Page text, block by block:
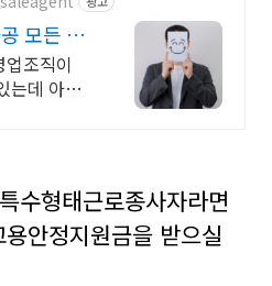
모든 회
조직이
는데 아이
수형태근로종사자라면
안정지원금을 받으실